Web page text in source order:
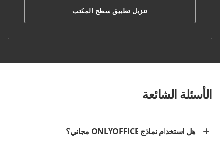
تنزيل تطبيق سطح المكتب
الأسئلة الشائعة
هل استخدام نماذج ONLYOFFICE مجاني؟